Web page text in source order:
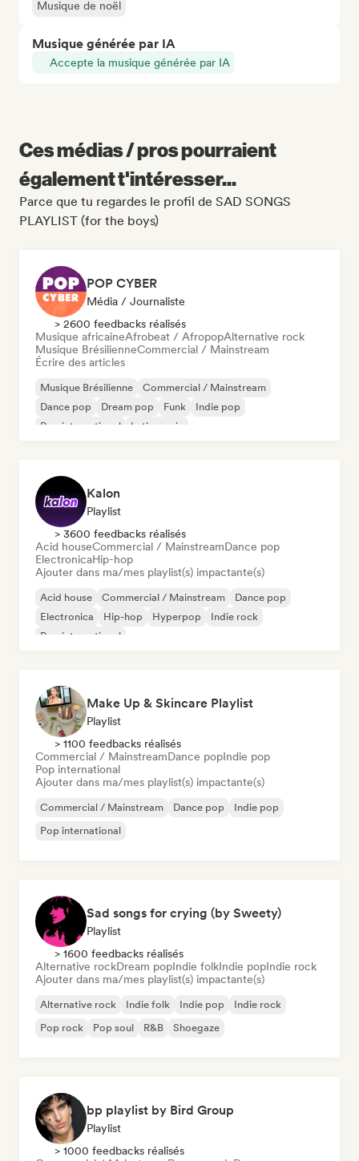
Musique de noël
Musique générée par IA
Accepte la musique générée par IA
Ces médias / pros pourraient
également t'intéresser...
Parce que tu regardes le profil de SAD SONGS
PLAYLIST (for the boys)
POP CYBER
Média / Journaliste
> 2600 feedbacks réalisés
Musique africaineAfrobeat / AfropopAlternative rock
Musique BrésilienneCommercial / Mainstream
Écrire des articles
Musique Brésilienne
Commercial / Mainstream
Dance pop
Dream pop Funk
Indie pop
Pop international
Latin music
Kalon
Playlist
> 3600 feedbacks réalisés
Acid houseCommercial / MainstreamDance pop
ElectronicaHip-hop
Ajouter dans ma/mes playlist(s) impactante(s)
Acid house Commercial / Mainstream
Dance pop
Electronica
Hip-hop Hyperpop
Indie rock
Pop international
Make Up & Skincare Playlist
Playlist
> 1100 feedbacks réalisés
Commercial / MainstreamDance popIndie pop
Pop international
Ajouter dans ma/mes playlist(s) impactante(s)
Commercial / Mainstream Dance pop
Indie pop
Pop international
Sad songs for crying (by Sweety)
Playlist
> 1600 feedbacks réalisés
Alternative rockDream popIndie folkIndie popIndie rock
Ajouter dans ma/mes playlist(s) impactante(s)
Alternative rock Indie folk Indie pop
Indie rock
Pop rock
Pop soul R&B Shoegaze
bp playlist by Bird Group
Playlist
> 1000 feedbacks réalisés